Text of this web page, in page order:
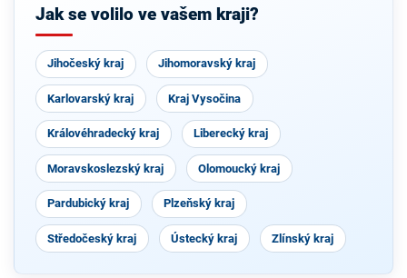
Jak se volilo ve vašem kraji?
Jihočeský kraj Jihomoravský kraj
Karlovarský kraj Kraj Vysočina
Královéhradecký kraj Liberecký kraj
Moravskoslezský kraj Olomoucký kraj
Pardubický kraj Plzeňský kraj
Středočeský kraj Ústecký kraj Zlínský kraj